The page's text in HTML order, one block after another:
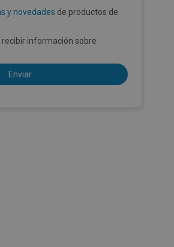
y novedades de productos de
recibir información sobre